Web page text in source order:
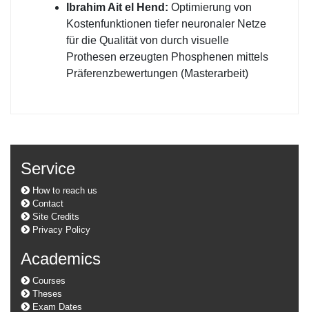
Ibrahim Ait el Hend: Optimierung von
Kostenfunktionen tiefer neuronaler Netze
für die Qualität von durch visuelle
Prothesen erzeugten Phosphenen mittels
Präferenzbewertungen (Masterarbeit)
Service
How to reach us
Contact
Site Credits
Privacy Policy
Academics
Courses
Theses
Exam Dates